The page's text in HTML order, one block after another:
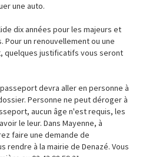
une auto.
dix années pour les majeurs et
Pour un renouvellement ou une
quelques justificatifs vous seront
devra aller en personne à
Personne ne peut déroger à
aucun âge n'est requis, les
le leur. Dans Mayenne, à
faire une demande de
rendre à la mairie de Denazé. Vous